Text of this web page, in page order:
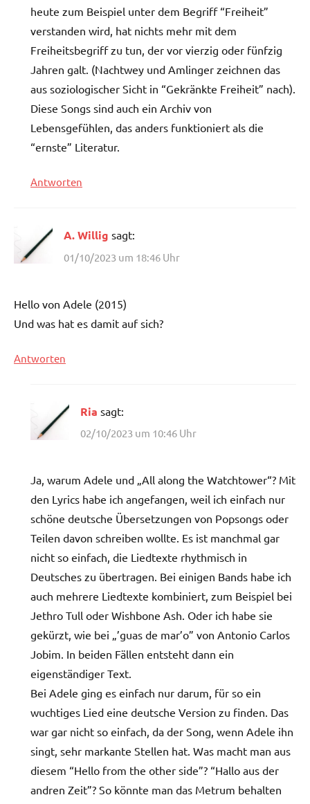
heute zum Beispiel unter dem Begriff “Freiheit”
verstanden wird, hat nichts mehr mit dem
Freiheitsbegriff zu tun, der vor vierzig oder fünfzig
Jahren galt. (Nachtwey und Amlinger zeichnen das
aus soziologischer Sicht in “Gekränkte Freiheit” nach).
Diese Songs sind auch ein Archiv von
Lebensgefühlen, das anders funktioniert als die
“ernste” Literatur.
Antworten
A. Willig sagt:
01/10/2023 um 18:46 Uhr
Hello von Adele (2015)
Und was hat es damit auf sich?
Antworten
Ria sagt:
02/10/2023 um 10:46 Uhr
Ja, warum Adele und „All along the Watchtower“? Mit
den Lyrics habe ich angefangen, weil ich einfach nur
schöne deutsche Übersetzungen von Popsongs oder
Teilen davon schreiben wollte. Es ist manchmal gar
nicht so einfach, die Liedtexte rhythmisch in
Deutsches zu übertragen. Bei einigen Bands habe ich
auch mehrere Liedtexte kombiniert, zum Beispiel bei
Jethro Tull oder Wishbone Ash. Oder ich habe sie
gekürzt, wie bei „’guas de mar’o” von Antonio Carlos
Jobim. In beiden Fällen entsteht dann ein
eigenständiger Text.
Bei Adele ging es einfach nur darum, für so ein
wuchtiges Lied eine deutsche Version zu finden. Das
war gar nicht so einfach, da der Song, wenn Adele ihn
singt, sehr markante Stellen hat. Was macht man aus
diesem “Hello from the other side”? “Hallo aus der
andren Zeit”? So könnte man das Metrum behalten